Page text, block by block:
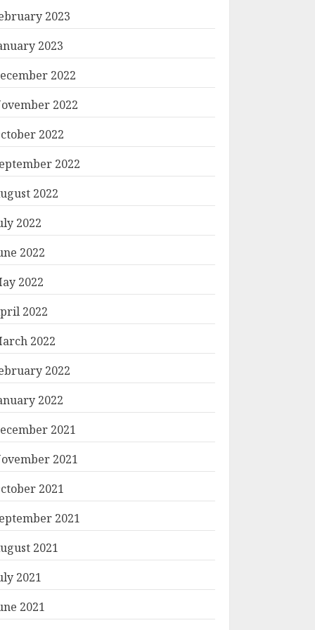
2023
2023
2022
2022
2022
2022
2022
2022
2022
2022
2022
2022
2022
2022
2021
2021
2021
2021
2021
2021
2021